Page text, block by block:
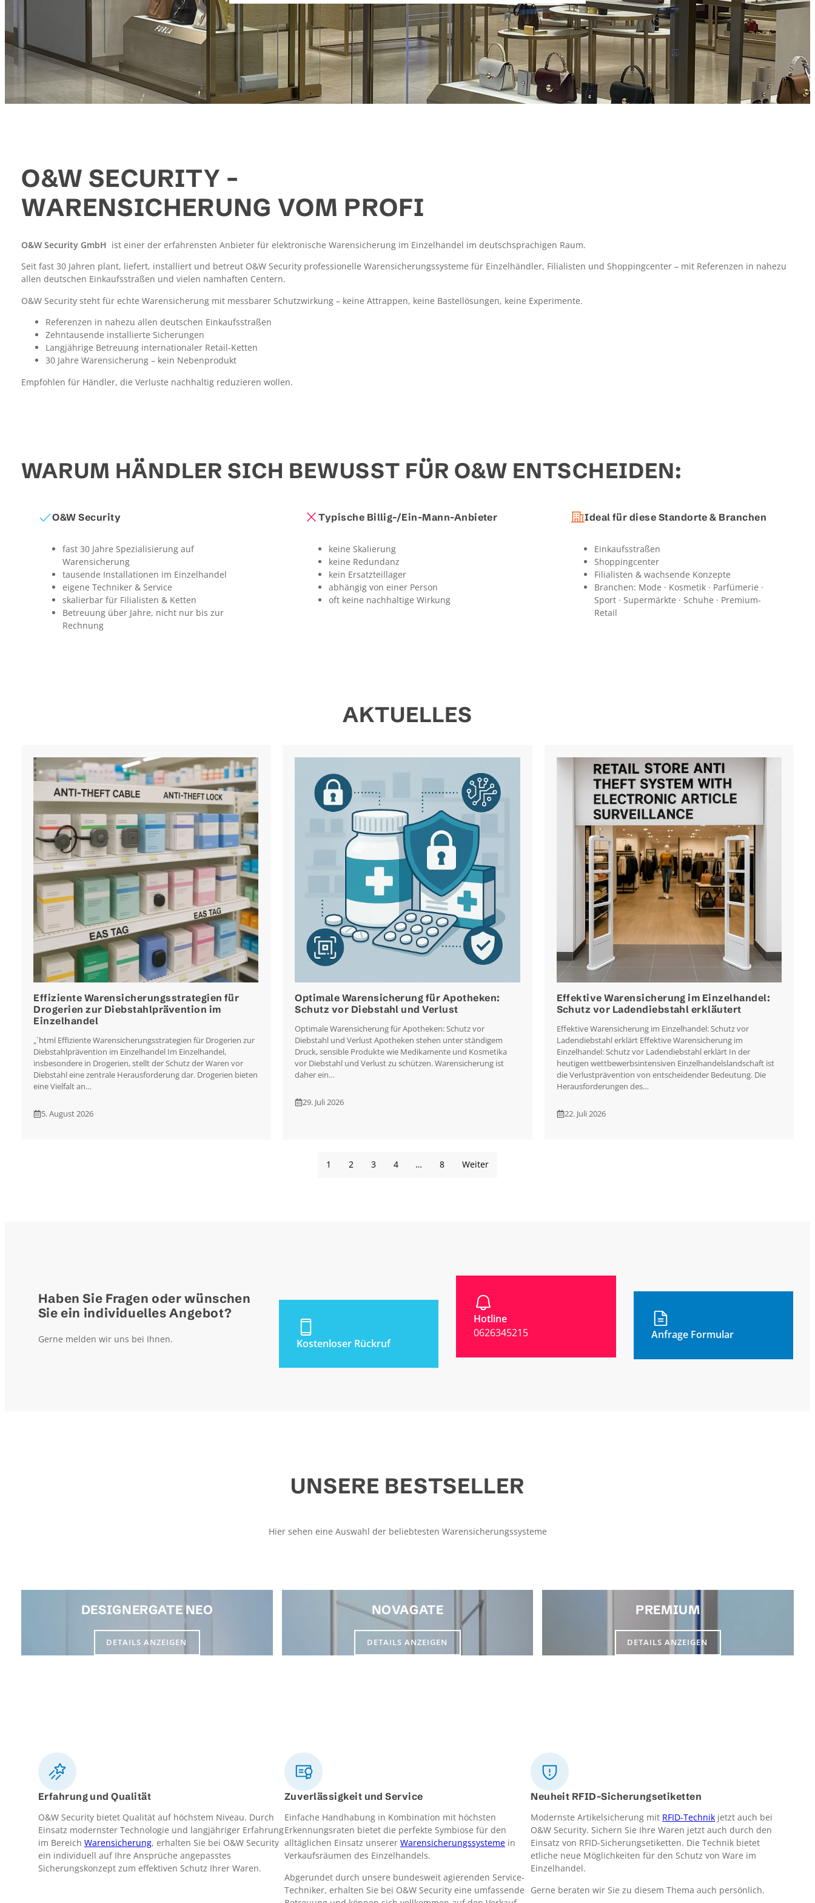
O&W SECURITY –
WARENSICHERUNG VOM PROFI
O&W Security GmbH ist einer der erfahrensten Anbieter für elektronische Warensicherung im Einzelhandel im deutschsprachigen Raum.
Seit fast 30 Jahren plant, liefert, installiert und betreut O&W Security professionelle Warensicherungssysteme für Einzelhändler, Filialisten und Shoppingcenter – mit Referenzen in nahezu
allen deutschen Einkaufsstraßen und vielen namhaften Centern.
O&W Security steht für echte Warensicherung mit messbarer Schutzwirkung – keine Attrappen, keine Bastellösungen, keine Experimente.
Referenzen in nahezu allen deutschen Einkaufsstraßen
Zehntausende installierte Sicherungen
Langjährige Betreuung internationaler Retail-Ketten
30 Jahre Warensicherung – kein Nebenprodukt
Empfohlen für Händler, die Verluste nachhaltig reduzieren wollen.
WARUM HÄNDLER SICH BEWUSST FÜR O&W ENTSCHEIDEN:
O&W Security​
fast 30 Jahre Spezialisierung auf
Warensicherung
tausende Installationen im Einzelhandel
eigene Techniker & Service
skalierbar für Filialisten & Ketten
Betreuung über Jahre, nicht nur bis zur
Rechnung​
Typische Billig-/Ein-Mann-Anbieter
keine Skalierung
keine Redundanz
kein Ersatzteillager
abhängig von einer Person
oft keine nachhaltige Wirkung
Ideal für diese Standorte & Branchen
Einkaufsstraßen
Shoppingcenter
Filialisten & wachsende Konzepte
Branchen: Mode · Kosmetik · Parfümerie ·
Sport · Supermärkte · Schuhe · Premium-
Retail
AKTUELLES
Effiziente Warensicherungsstrategien für
Drogerien zur Diebstahlprävention im
Einzelhandel
„`html Effiziente Warensicherungsstrategien für Drogerien zur
Diebstahlprävention im Einzelhandel Im Einzelhandel,
insbesondere in Drogerien, stellt der Schutz der Waren vor
Diebstahl eine zentrale Herausforderung dar. Drogerien bieten
eine Vielfalt an…
5. August 2026
Optimale Warensicherung für Apotheken:
Schutz vor Diebstahl und Verlust
Optimale Warensicherung für Apotheken: Schutz vor
Diebstahl und Verlust Apotheken stehen unter ständigem
Druck, sensible Produkte wie Medikamente und Kosmetika
vor Diebstahl und Verlust zu schützen. Warensicherung ist
daher ein…
29. Juli 2026
Effektive Warensicherung im Einzelhandel:
Schutz vor Ladendiebstahl erkläutert
Effektive Warensicherung im Einzelhandel: Schutz vor
Ladendiebstahl erklärt Effektive Warensicherung im
Einzelhandel: Schutz vor Ladendiebstahl erklärt In der
heutigen wettbewerbsintensiven Einzelhandelslandschaft ist
die Verlustprävention von entscheidender Bedeutung. Die
Herausforderungen des…
22. Juli 2026
1 2 3 4 … 8 Weiter
Haben Sie Fragen oder wünschen
Sie ein individuelles Angebot?
Gerne melden wir uns bei Ihnen. Kostenloser Rückruf
Hotline
0626345215
Anfrage Formular
UNSERE BESTSELLER
Hier sehen eine Auswahl der beliebtesten Warensicherungssysteme
DESIGNERGATE NEO
DETAILS ANZEIGEN
NOVAGATE
DETAILS ANZEIGEN
PREMIUM
DETAILS ANZEIGEN
Erfahrung und Qualität
O&W Security bietet Qualität auf höchstem Niveau. Durch
Einsatz modernster Technologie und langjähriger Erfahrung
im Bereich Warensicherung, erhalten Sie bei O&W Security
ein individuell auf Ihre Ansprüche angepasstes
Sicherungskonzept zum effektiven Schutz Ihrer Waren.
Zuverlässigkeit und Service
Einfache Handhabung in Kombination mit höchsten
Erkennungsraten bietet die perfekte Symbiose für den
alltäglichen Einsatz unserer Warensicherungssystemein
Verkaufsräumen des Einzelhandels.
Abgerundet durch unsere bundesweit agierenden Service-
Techniker, erhalten Sie bei O&W Security eine umfassende
Neuheit RFID-Sicherungsetiketten
Modernste Artikelsicherung mit RFID-Technik jetzt auch bei
O&W Security. Sichern Sie Ihre Waren jetzt auch durch den
Einsatz von RFID-Sicherungsetiketten. Die Technik bietet
etliche neue Möglichkeiten für den Schutz von Ware im
Einzelhandel.
Gerne beraten wir Sie zu diesem Thema auch persönlich.